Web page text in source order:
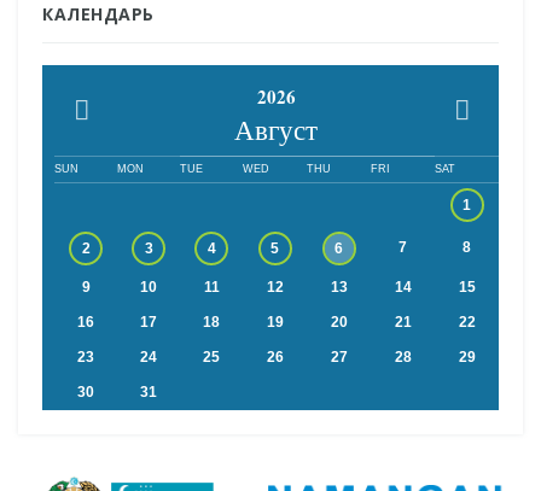
КАЛЕНДАРЬ
2026
Август
SUN MON TUE WED THU FRI SAT
1
2 3 4 5 6 7 8
9 10 11 12 13 14 15
16 17 18 19 20 21 22
23 24 25 26 27 28 29
30 31